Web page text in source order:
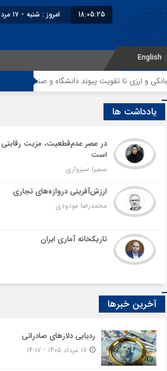
18:05:26 برابر با : Saturday - 8 August - 2026
English
دانشگاه و صنعت راهنمای نحوه شرکت
یادداشت ها
در عصر عدم‌قطعیت، مزیت رقابتی
است
سمیرا سبزواری
ارزش‌آفرینی دروازه‌های تجاری
محمدرضا مودودی
تاریکخانه آماری ایران
آخرین خبرها
ردیابی دلارهای صادراتی